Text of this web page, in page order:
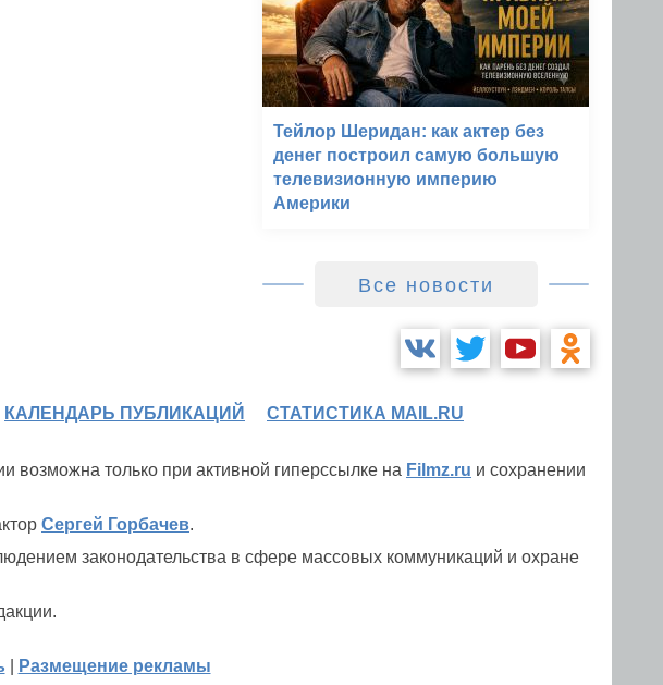
Тейлор Шеридан: как актер без
денег построил самую большую
телевизионную империю
Америки
Все новости
КАЛЕНДАРЬ ПУБЛИКАЦИЙ СТАТИСТИКА MAIL.RU
возможна только при активной гиперссылке на Filmz.ru и сохранении
Сергей Горбачев.
законодательства в сфере массовых коммуникаций и охране
Размещение рекламы